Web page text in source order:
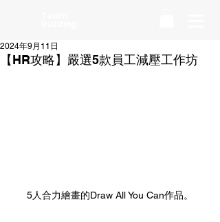
【HR攻略】嚴選5款員工減壓工作坊
2024年9月11日
5人合力繪畫的Draw All You Can作品。